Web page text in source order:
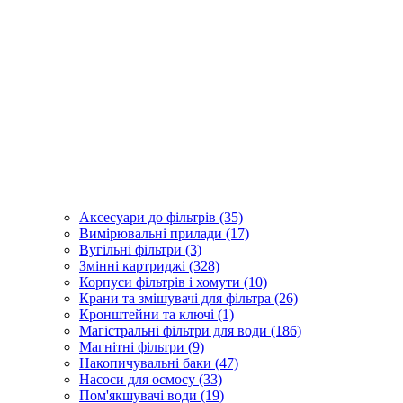
Аксесуари до фільтрів (35)
Вимірювальні прилади (17)
Вугільні фільтри (3)
Змінні картриджі (328)
Корпуси фільтрів і хомути (10)
Крани та змішувачі для фільтра (26)
Кронштейни та ключі (1)
Магістральні фільтри для води (186)
Магнітні фільтри (9)
Накопичувальні баки (47)
Насоси для осмосу (33)
Пом'якшувачі води (19)